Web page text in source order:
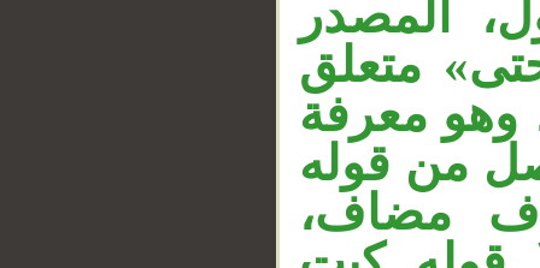
المصدر
متعلق
وهو معرفة
من قوله
مضاف،